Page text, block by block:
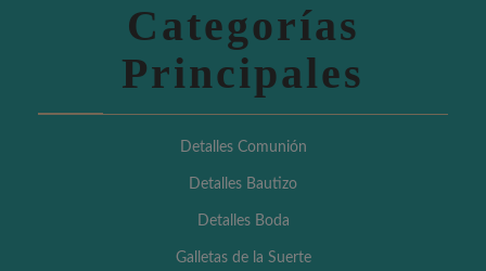
Categorías
Principales
Detalles Comunión
Detalles Bautizo
Detalles Boda
Galletas de la Suerte